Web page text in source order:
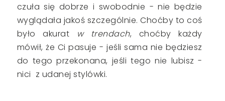
czuła się dobrze i swobodnie - nie będzie
wyglądała jakoś szczególnie. Choćby to coś
było akurat w trendach, choćby każdy
mówił, że Ci pasuje - jeśli sama nie będziesz
do tego przekonana, jeśli tego nie lubisz -
nici z udanej stylówki.